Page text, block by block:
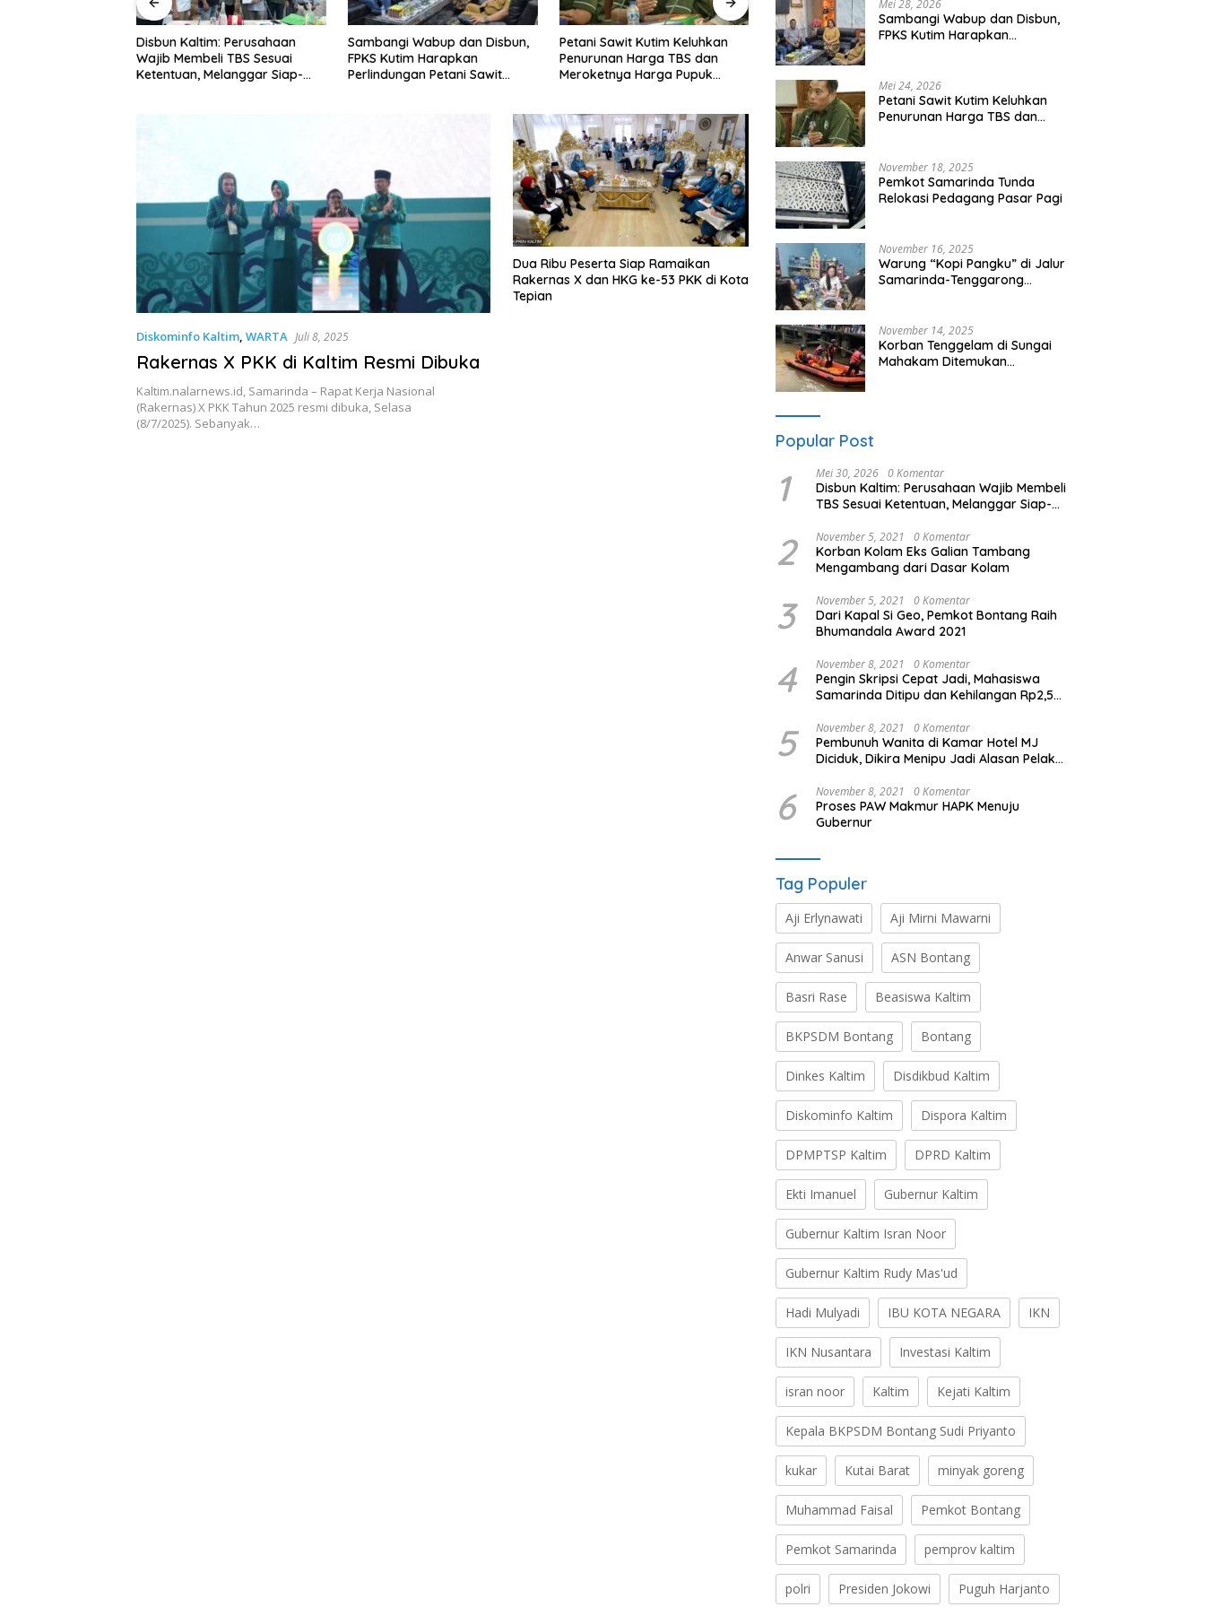
Kaltim: Perusahaan
Melanggar Siap-
Sambangi Wabup dan Disbun,
FPKS Kutim Harapkan
Perlindungan Petani Sawit
Petani Sawit Kutim Keluhkan
Penurunan Harga TBS dan
Meroketnya Harga Pupuk
Pemkot Samarinda Tunda
Relokasi Pedagang Pasar Pagi
Warung “Kopi Pangku” di Jalur
Samarinda-Tenggarong
Diskominfo Kaltim, WARTA Juli 8, 2025
Rakernas X PKK di Kaltim Resmi Dibuka
Kaltim.nalarnews.id, Samarinda – Rapat Kerja Nasional
(Rakernas) X PKK Tahun 2025 resmi dibuka, Selasa
(8/7/2025). Sebanyak…
Dua Ribu Peserta Siap Ramaikan
Rakernas X dan HKG ke-53 PKK di Kota
Tepian
Mei 28, 2026
Sambangi Wabup dan Disbun,
FPKS Kutim Harapkan
Mei 24, 2026
Petani Sawit Kutim Keluhkan
Penurunan Harga TBS dan
November 18, 2025
Pemkot Samarinda Tunda
Relokasi Pedagang Pasar Pagi
November 16, 2025
Warung “Kopi Pangku” di Jalur
Samarinda-Tenggarong
November 14, 2025
Korban Tenggelam di Sungai
Mahakam Ditemukan
Popular Post
1 Mei 30, 2026 0 Komentar
Disbun Kaltim: Perusahaan Wajib Membeli
TBS Sesuai Ketentuan, Melanggar Siap-
2 November 5, 2021 0 Komentar
Korban Kolam Eks Galian Tambang
Mengambang dari Dasar Kolam
3 November 5, 2021 0 Komentar
Dari Kapal Si Geo, Pemkot Bontang Raih
Bhumandala Award 2021
4 November 8, 2021 0 Komentar
Pengin Skripsi Cepat Jadi, Mahasiswa
Samarinda Ditipu dan Kehilangan Rp2,5
5 November 8, 2021 0 Komentar
Pembunuh Wanita di Kamar Hotel MJ
Diciduk, Dikira Menipu Jadi Alasan Pelaku
6 November 8, 2021 0 Komentar
Proses PAW Makmur HAPK Menuju
Gubernur
Tag Populer
Aji Erlynawati Aji Mirni Mawarni
Anwar Sanusi ASN Bontang
Basri Rase Beasiswa Kaltim
BKPSDM Bontang Bontang
Dinkes Kaltim Disdikbud Kaltim
Diskominfo Kaltim Dispora Kaltim
DPMPTSP Kaltim DPRD Kaltim
Ekti Imanuel Gubernur Kaltim
Gubernur Kaltim Isran Noor
Gubernur Kaltim Rudy Mas'ud
Hadi Mulyadi IBU KOTA NEGARA IKN
IKN Nusantara Investasi Kaltim
isran noor Kaltim Kejati Kaltim
Kepala BKPSDM Bontang Sudi Priyanto
kukar Kutai Barat minyak goreng
Muhammad Faisal Pemkot Bontang
Pemkot Samarinda pemprov kaltim
polri Presiden Jokowi Puguh Harjanto